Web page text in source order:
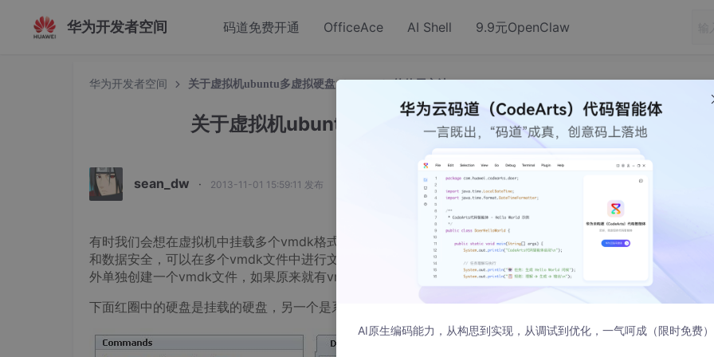
华为开发者空间 码道免费开通 OfficeAce AI Shell 9.9元OpenClaw
华为开发者空间 关于虚拟机ubuntu多虚拟硬盘（VDMK）的使用方法
关于虚拟机ubuntu多虚拟硬盘（VDMK）的使用方法
sean_dw · 2013-11-01 15:59:11 发布
有时我们会想在虚拟机中挂载多个vmdk格式的虚拟硬盘文件，把数据不放在ubuntu系统的那个盘上，这样便
和数据安全，可以在多个vmdk文件中进行文件的备份。这里我以两个vmdk文件(其中一个是系统用的，我这里
外单独创建一个vmdk文件，如果原来就有vmdk文件那么就不用创建了，在设置时做好选择即可)来说明怎么做
下面红圈中的硬盘是挂载的硬盘，另一个是系统用的。
AI原生编码能力，从构思到实现，从调试到优化，一气呵成（限时免费）